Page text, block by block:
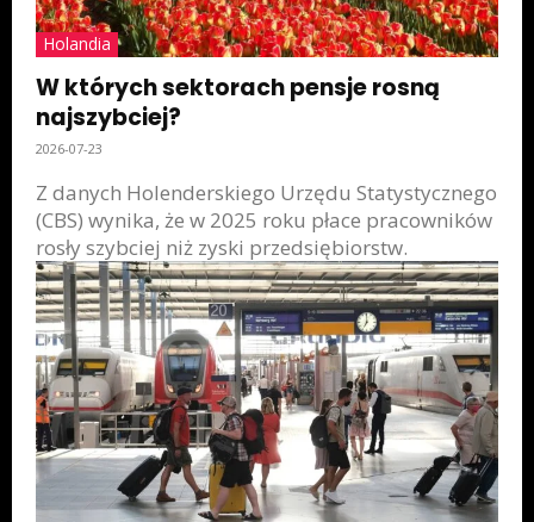
Holandia
W których sektorach pensje rosną
najszybciej?
2026-07-23
Z danych Holenderskiego Urzędu Statystycznego
(CBS) wynika, że w 2025 roku płace pracowników
rosły szybciej niż zyski przedsiębiorstw.